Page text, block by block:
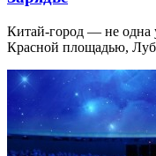
Китай-город — не одна
Красной площадью,